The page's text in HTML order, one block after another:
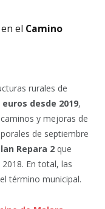
el Camino
rurales de
euros desde 2019,
y mejoras de
de septiembre
Repara 2 que
En total, las
término municipal.